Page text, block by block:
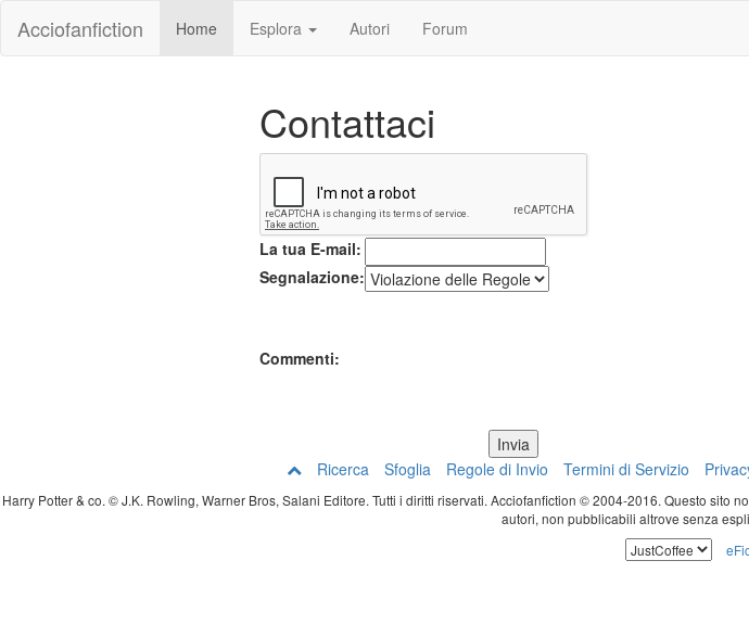
Acciofanfiction Home Esplora Autori Forum
Contattaci
La tua E-mail:
Segnalazione:
Commenti:
Ricerca Sfoglia Regole di Invio Termini di Servizio
Harry Potter & co. © J.K. Rowling, Warner Bros, Salani Editore. Tutti i diritti riservati. Acciofanfiction © 2004-2016. Questo
autori, non pubblicabili altrove senza